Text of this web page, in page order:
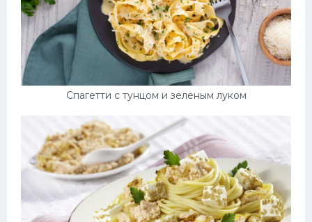
Спагетти с тунцом и зеленым луком